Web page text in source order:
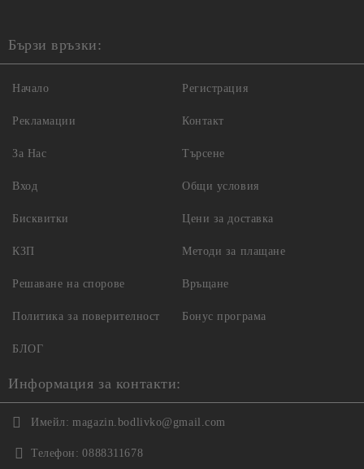
Бързи връзки:
Начало
Рекламации
За Нас
Вход
Регистрация
Контакт
Търсене
Общи условия
Бисквитки
КЗП
Решаване на спорове
Политика за поверителност
Цени за доставка
Методи за плащане
Връщане
Бонус програма
БЛОГ
Информация за контакти:
Имейл: magazin.bodlivko@gmail.com
Телефон: 0888311678